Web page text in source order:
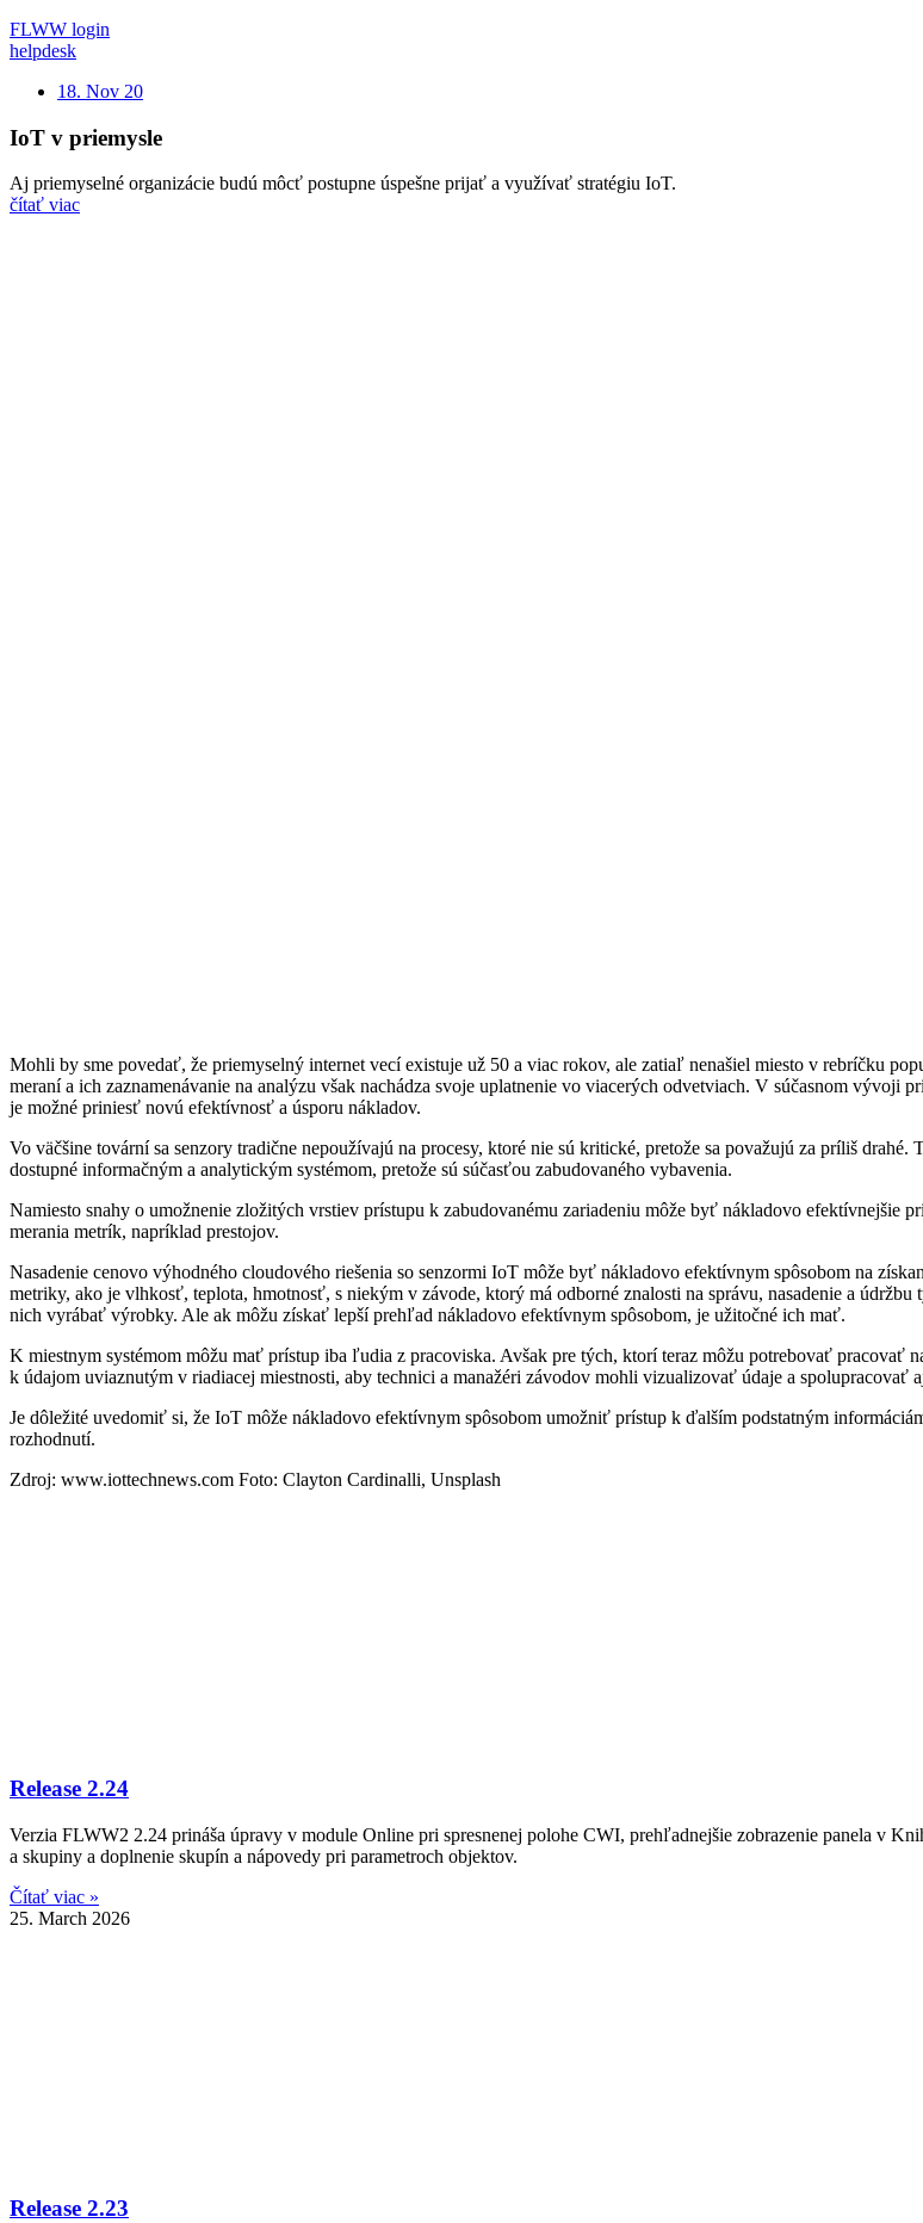
FLWW login
helpdesk
18. Nov 20
IoT v priemysle
Aj priemyselné organizácie budú môcť postupne úspešne prijať a využívať stratégiu IoT.
čítať viac
Mohli by sme povedať, že priemyselný internet vecí existuje už 50 a viac rokov, ale zatiaľ nenašiel miesto v rebríčku
meraní a ich zaznamenávanie na analýzu však nachádza svoje uplatnenie vo viacerých odvetviach. V súčasnom
je možné priniesť novú efektívnosť a úsporu nákladov.
Vo väčšine tovární sa senzory tradične nepoužívajú na procesy, ktoré nie sú kritické, pretože sa považujú za príliš
dostupné informačným a analytickým systémom, pretože sú súčasťou zabudovaného vybavenia.
Namiesto snahy o umožnenie zložitých vrstiev prístupu k zabudovanému zariadeniu môže byť nákladovo efektívnejšie
merania metrík, napríklad prestojov.
Nasadenie cenovo výhodného cloudového riešenia so senzormi IoT môže byť nákladovo efektívnym spôsobom na
metriky, ako je vlhkosť, teplota, hmotnosť, s niekým v závode, ktorý má odborné znalosti na správu, nasadenie a
nich vyrábať výrobky. Ale ak môžu získať lepší prehľad nákladovo efektívnym spôsobom, je užitočné ich mať.
K miestnym systémom môžu mať prístup iba ľudia z pracoviska. Avšak pre tých, ktorí teraz môžu potrebovať pracovať
k údajom uviaznutým v riadiacej miestnosti, aby technici a manažéri závodov mohli vizualizovať údaje a spolupracovať
Je dôležité uvedomiť si, že IoT môže nákladovo efektívnym spôsobom umožniť prístup k ďalším podstatným
rozhodnutí.
Zdroj: www.iottechnews.com Foto: Clayton Cardinalli, Unsplash
Release 2.24
Verzia FLWW2 2.24 prináša úpravy v module Online pri spresnenej polohe CWI, prehľadnejšie zobrazenie panela v
a skupiny a doplnenie skupín a nápovedy pri parametroch objektov.
Čítať viac »
25. March 2026
Release 2.23